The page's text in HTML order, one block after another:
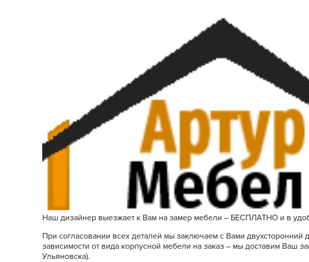
Наш дизайнер выезжает к Вам на замер мебели – БЕСПЛАТНО и в
При согласовании всех деталей мы заключаем с Вами двухсторонний
зависимости от вида корпусной мебели на заказ – мы доставим Ваш
Ульяновска).